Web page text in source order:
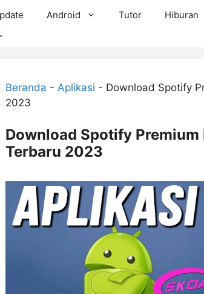
Android Tutor Hiburan
Beranda - Aplikasi - Download Spotify
2023
Download Spotify
Terbaru 2023